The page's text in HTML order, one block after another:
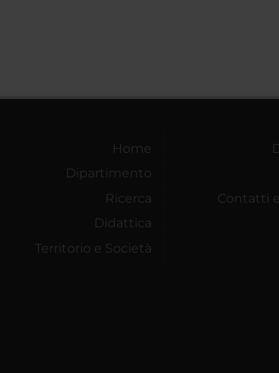
Home
Dipartimento
Ricerca
Didattica
Territorio e Società
Contatti